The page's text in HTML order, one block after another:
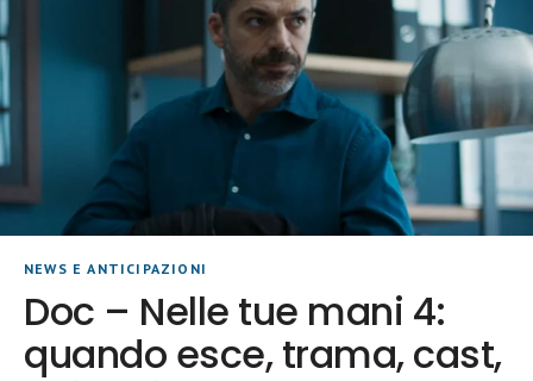
NEWS E ANTICIPAZIONI
Doc – Nelle tue mani 4:
quando esce, trama, cast,